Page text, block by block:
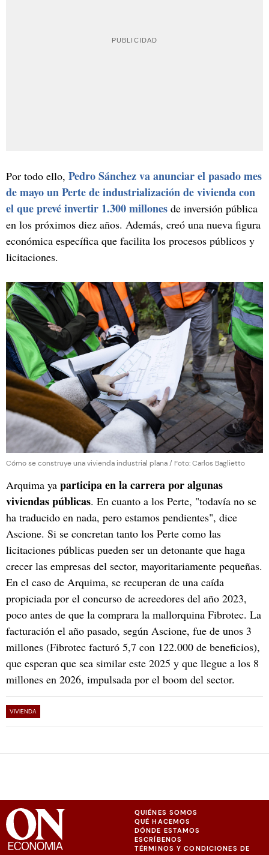
Por todo ello, Pedro Sánchez va anunciar el pasado mes
de mayo un Perte de industrialización de vivienda con
el que prevé invertir 1.300 millones de inversión pública
en los próximos diez años. Además, creó una nueva figura
económica específica que facilita los procesos públicos y
licitaciones.
Cómo se construye una vivienda industrial plana / Foto: Carlos Baglietto
Arquima ya participa en la carrera por algunas
viviendas públicas. En cuanto a los Perte, "todavía no se
ha traducido en nada, pero estamos pendientes", dice
Ascione. Si se concretan tanto los Perte como las
licitaciones públicas pueden ser un detonante que haga
crecer las empresas del sector, mayoritariamente pequeñas.
En el caso de Arquima, se recuperan de una caída
propiciada por el concurso de acreedores del año 2023,
poco antes de que la comprara la mallorquina Fibrotec. La
facturación el año pasado, según Ascione, fue de unos 3
millones (Fibrotec facturó 5,7 con 122.000 de beneficios),
que esperan que sea similar este 2025 y que llegue a los 8
millones en 2026, impulsada por el boom del sector.
VIVIENDA
QUIÉNES SOMOS
QUÉ HACEMOS
DÓNDE ESTAMOS
ESCRÍBENOS
TÉRMINOS Y CONDICIONES DE